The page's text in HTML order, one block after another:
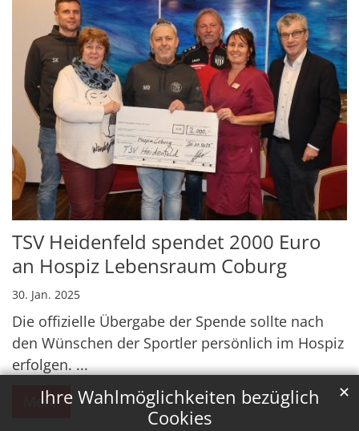
Ihre Wahlmöglichkeiten bezüglich
Cookies
✕
TSV Heidenfeld spendet 2000 Euro
an Hospiz Lebensraum Coburg
30. Jan. 2025
Die offizielle Übergabe der Spende sollte nach
den Wünschen der Sportler persönlich im Hospiz
erfolgen. ...
Mehr